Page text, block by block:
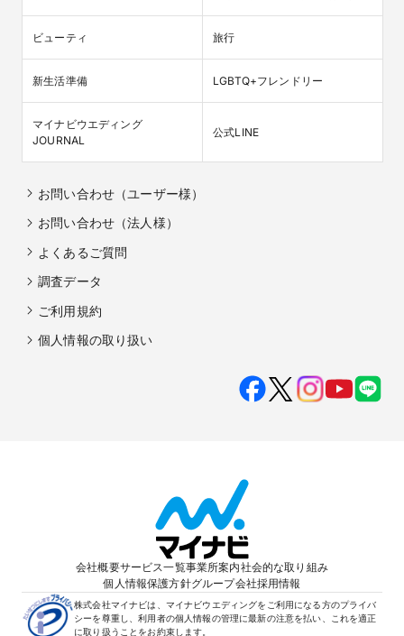
ビューティ 旅行
新生活準備 LGBTQ+フレンドリー
マイナビウエディング
JOURNAL
公式LINE
お問い合わせ（ユーザー様）
お問い合わせ（法人様）
よくあるご質問
調査データ
ご利用規約
個人情報の取り扱い
会社概要サービス一覧事業所案内社会的な取り組み
個人情報保護方針グループ会社採用情報
株式会社マイナビは、マイナビウエディングをご利用になる方のプライバ
シーを尊重し、利用者の個人情報の管理に最新の注意を払い、これを適正
に取り扱うことをお約束します。